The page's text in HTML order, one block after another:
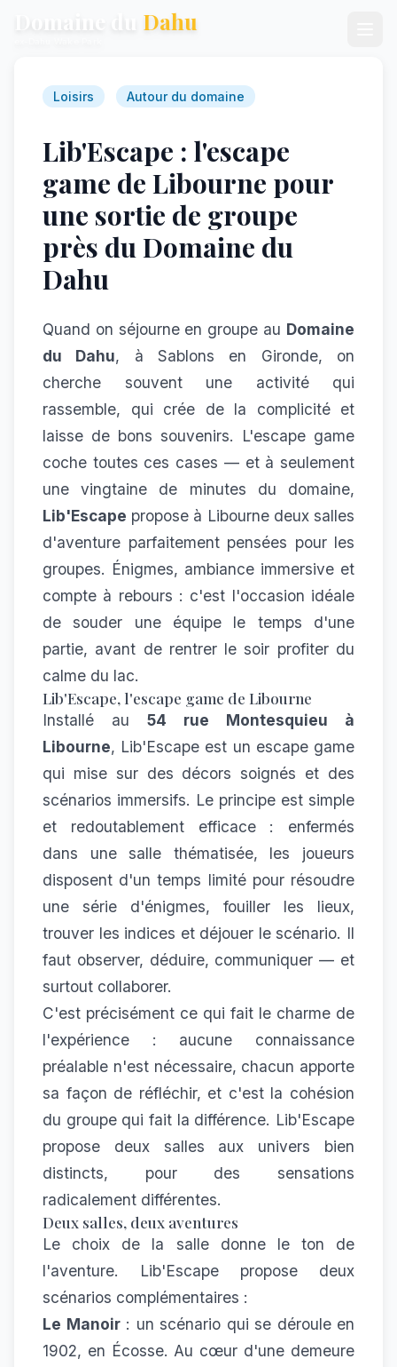
Dahu
Loisirs Autour du domaine
Lib'Escape : l'escape
game de Libourne pour
une sortie de groupe
près du Domaine du
Dahu
Quand on séjourne en groupe au Domaine
du Dahu, à Sablons en Gironde, on
cherche souvent une activité qui
rassemble, qui crée de la complicité et
laisse de bons souvenirs. L'escape game
coche toutes ces cases — et à seulement
une vingtaine de minutes du domaine,
Lib'Escape propose à Libourne deux salles
d'aventure parfaitement pensées pour les
groupes. Énigmes, ambiance immersive et
compte à rebours : c'est l'occasion idéale
de souder une équipe le temps d'une
partie, avant de rentrer le soir profiter du
calme du lac.
Lib'Escape, l'escape game de Libourne
Installé au 54 rue Montesquieu à
Libourne, Lib'Escape est un escape game
qui mise sur des décors soignés et des
scénarios immersifs. Le principe est simple
et redoutablement efficace : enfermés
dans une salle thématisée, les joueurs
disposent d'un temps limité pour résoudre
une série d'énigmes, fouiller les lieux,
trouver les indices et déjouer le scénario. Il
faut observer, déduire, communiquer — et
surtout collaborer.
C'est précisément ce qui fait le charme de
l'expérience : aucune connaissance
préalable n'est nécessaire, chacun apporte
sa façon de réfléchir, et c'est la cohésion
du groupe qui fait la différence. Lib'Escape
propose deux salles aux univers bien
distincts, pour des sensations
radicalement différentes.
Deux salles, deux aventures
Le choix de la salle donne le ton de
l'aventure. Lib'Escape propose deux
scénarios complémentaires :
Le Manoir: un scénario qui se déroule en
1902, en Écosse. Au cœur d'une demeure